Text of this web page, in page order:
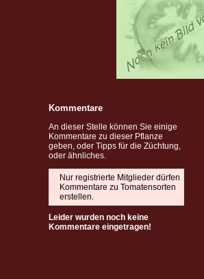
Kommentare
An dieser Stelle können Sie einige
Kommentare zu dieser Pflanze
geben, oder Tipps für die Züchtung,
oder ähnliches.
Nur registrierte Mitglieder dürfen
Kommentare zu Tomatensorten
erstellen.
Leider wurden noch keine
Kommentare eingetragen!